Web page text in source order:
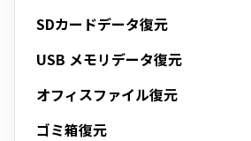
SDカードデータ復元
USB メモリデータ復元
オフィスファイル復元
ゴミ箱復元